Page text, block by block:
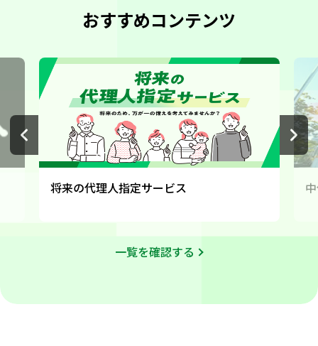
規定」改定について
【投信インターネットサービス】「電子交付申込み機
【投信インターネットサービス】新規機能「ログインI
D変更機能」のお知らせ
中信テレホンバンキングサービスの終了について
「外国送金事前申込サービス」の取扱開始および外国
送金店頭受付方法の変更について
手形・小切手の発行受付終了について
について
「中信ビジネスWebサービス」「中信インターネット
バンキングサービス」手数料の改定について
休止のお知らせ
おすすめコンテンツ
将来の代理人指定サービス
一覧を確認する